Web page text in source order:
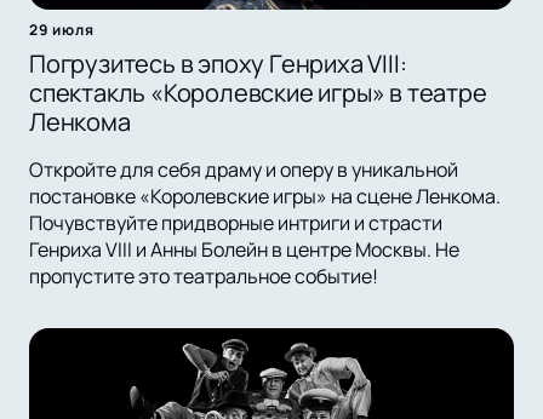
29 июля
Погрузитесь в эпоху Генриха VIII:
спектакль «Королевские игры» в театре
Ленкома
Откройте для себя драму и оперу в уникальной
постановке «Королевские игры» на сцене Ленкома.
Почувствуйте придворные интриги и страсти
Генриха VIII и Анны Болейн в центре Москвы. Не
пропустите это театральное событие!